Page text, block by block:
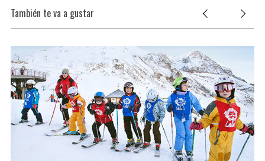
También te va a gustar